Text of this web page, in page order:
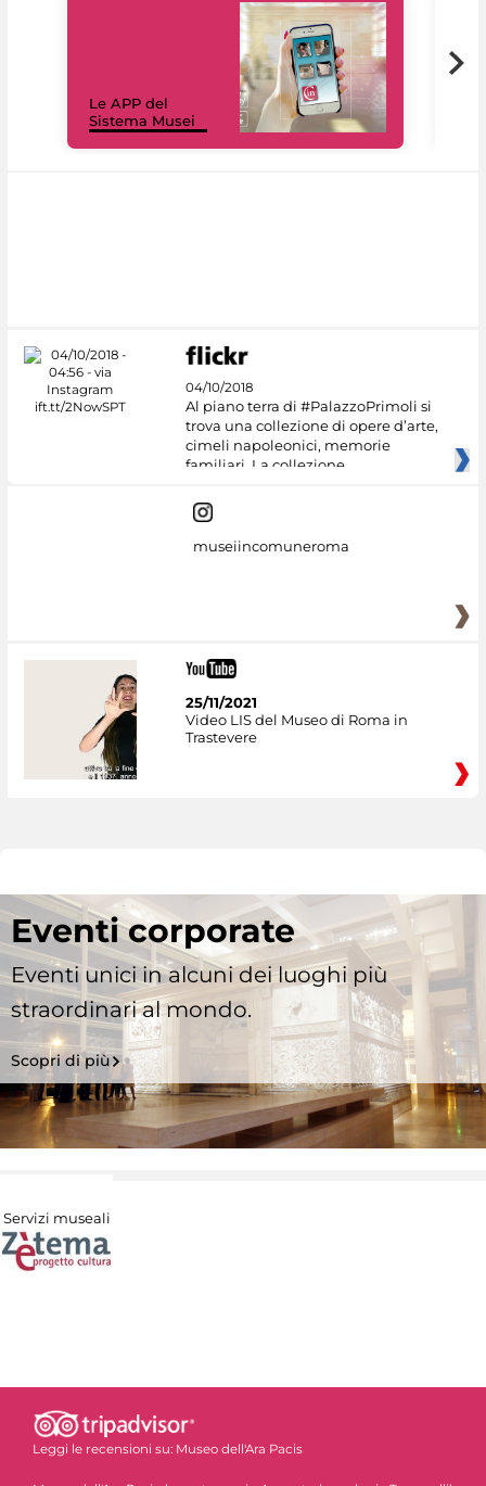
Le APP del
Sistema Musei
04/10/2018
Al piano terra di #PalazzoPrimoli si
trova una collezione di opere d’arte,
cimeli napoleonici, memorie
familiari. La collezione
museiincomuneroma
25/11/2021
Video LIS del Museo di Roma in
Trastevere
Eventi corporate
Eventi unici in alcuni dei luoghi più
straordinari al mondo.
Scopri di più
Servizi museali
Leggi le recensioni su: Museo dell'Ara Pacis